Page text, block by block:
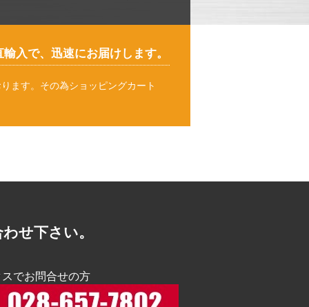
入で、迅速にお届けします。
ます。その為ショッピングカート
せ下さい。
でお問合せの方